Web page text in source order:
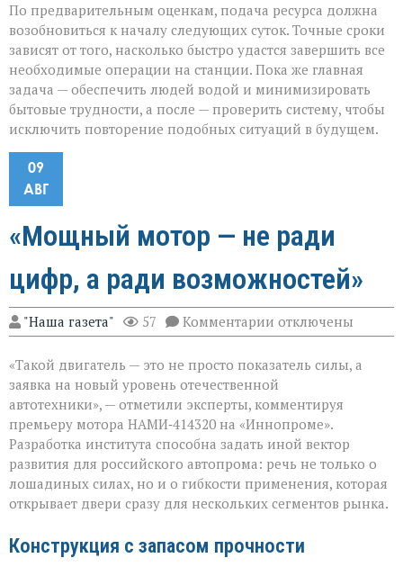
По предварительным оценкам, подача ресурса должна
возобновиться к началу следующих суток. Точные сроки
зависят от того, насколько быстро удастся завершить все
необходимые операции на станции. Пока же главная
задача — обеспечить людей водой и минимизировать
бытовые трудности, а после — проверить систему, чтобы
исключить повторение подобных ситуаций в будущем.
09
АВГ
«Мощный мотор — не ради
цифр, а ради возможностей»
"Наша газета" 57 Комментарии к
записи
мотор — не
ради
а
ради
возможностей»
отключены
«Такой двигатель — это не просто показатель силы, а
заявка на новый уровень отечественной
автотехники», — отметили эксперты, комментируя
премьеру мотора НАМИ‑414320 на «Иннопроме».
Разработка института способна задать иной вектор
развития для российского автопрома: речь не только о
лошадиных силах, но и о гибкости применения, которая
открывает двери сразу для нескольких сегментов рынка.
Конструкция с запасом прочности